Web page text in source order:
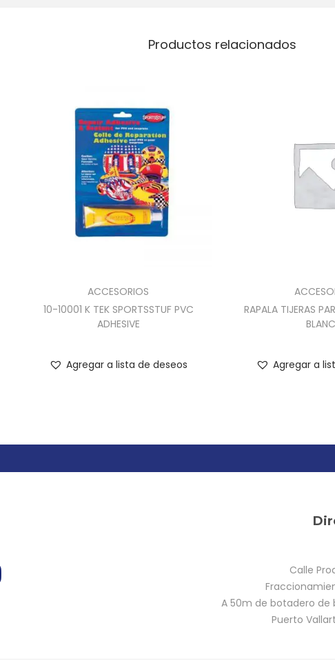
Productos relacionados
ACCESORIOS
10-10001 K TEK SPORTSSTUF PVC
ADHESIVE
Agregar a lista de deseos
RAPALA TIJERAS
Agregar a
Calle
A 50m de botadero de
Puerto